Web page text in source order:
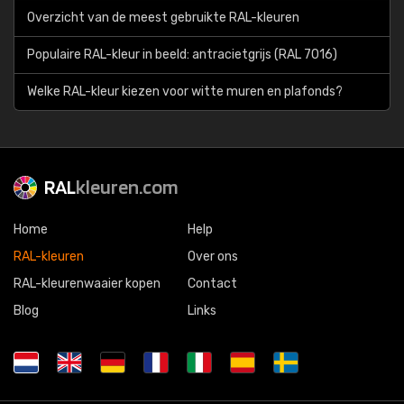
Overzicht van de meest gebruikte RAL-kleuren
Populaire RAL-kleur in beeld: antracietgrijs (RAL 7016)
Welke RAL-kleur kiezen voor witte muren en plafonds?
RALkleuren.com
Home
RAL-kleuren
RAL-kleurenwaaier kopen
Blog
Help
Over ons
Contact
Links